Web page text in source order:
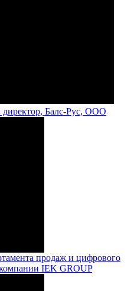
директор, Балс-Рус, ООО
продаж и цифрового
компании IEK GROUP